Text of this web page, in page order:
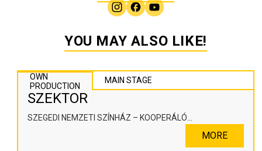
YOU MAY ALSO LIKE!
OWN
PRODUCTION
MAIN STAGE
SZEKTOR
SZEGEDI NEMZETI SZÍNHÁZ – KOOPERÁLÓ
MORE